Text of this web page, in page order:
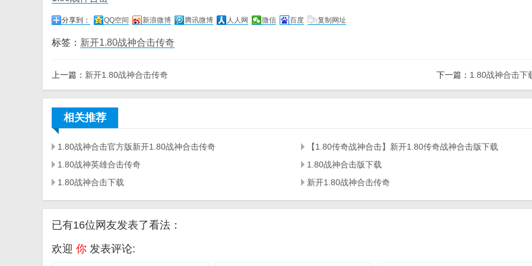
分享到： QQ空间 新浪微博 腾讯微博 人人网 微信 百度 复制网址
标签： 新开1.80战神合击传奇
上一篇： 新开1.80战神合击传奇 下一篇： 1.80战神合击下
相关推荐
1.80战神合击官方版新开1.80战神合击传奇
【1.80传奇战神合击】新开1.80传奇战神合击版下载
1.80战神英雄合击传奇
1.80战神合击版下载
1.80战神合击下载
新开1.80战神合击传奇
已有16位网友发表了看法：
欢迎 你 发表评论: